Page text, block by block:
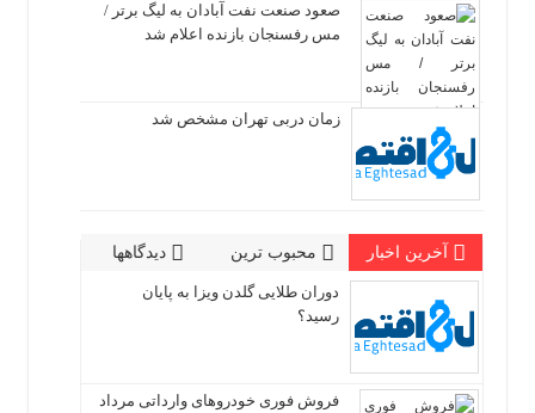
صعود صنعت نفت آبادان به لیگ برتر /
مس رفسنجان بازنده اعلام شد
زمان دربی تهران مشخص شد
آخرین اخبار محبوب ترین دیدگاهها
دوران طلایی گلدن ویزا به پایان
رسید؟
فروش فوری خودروهای وارداتی مرداد